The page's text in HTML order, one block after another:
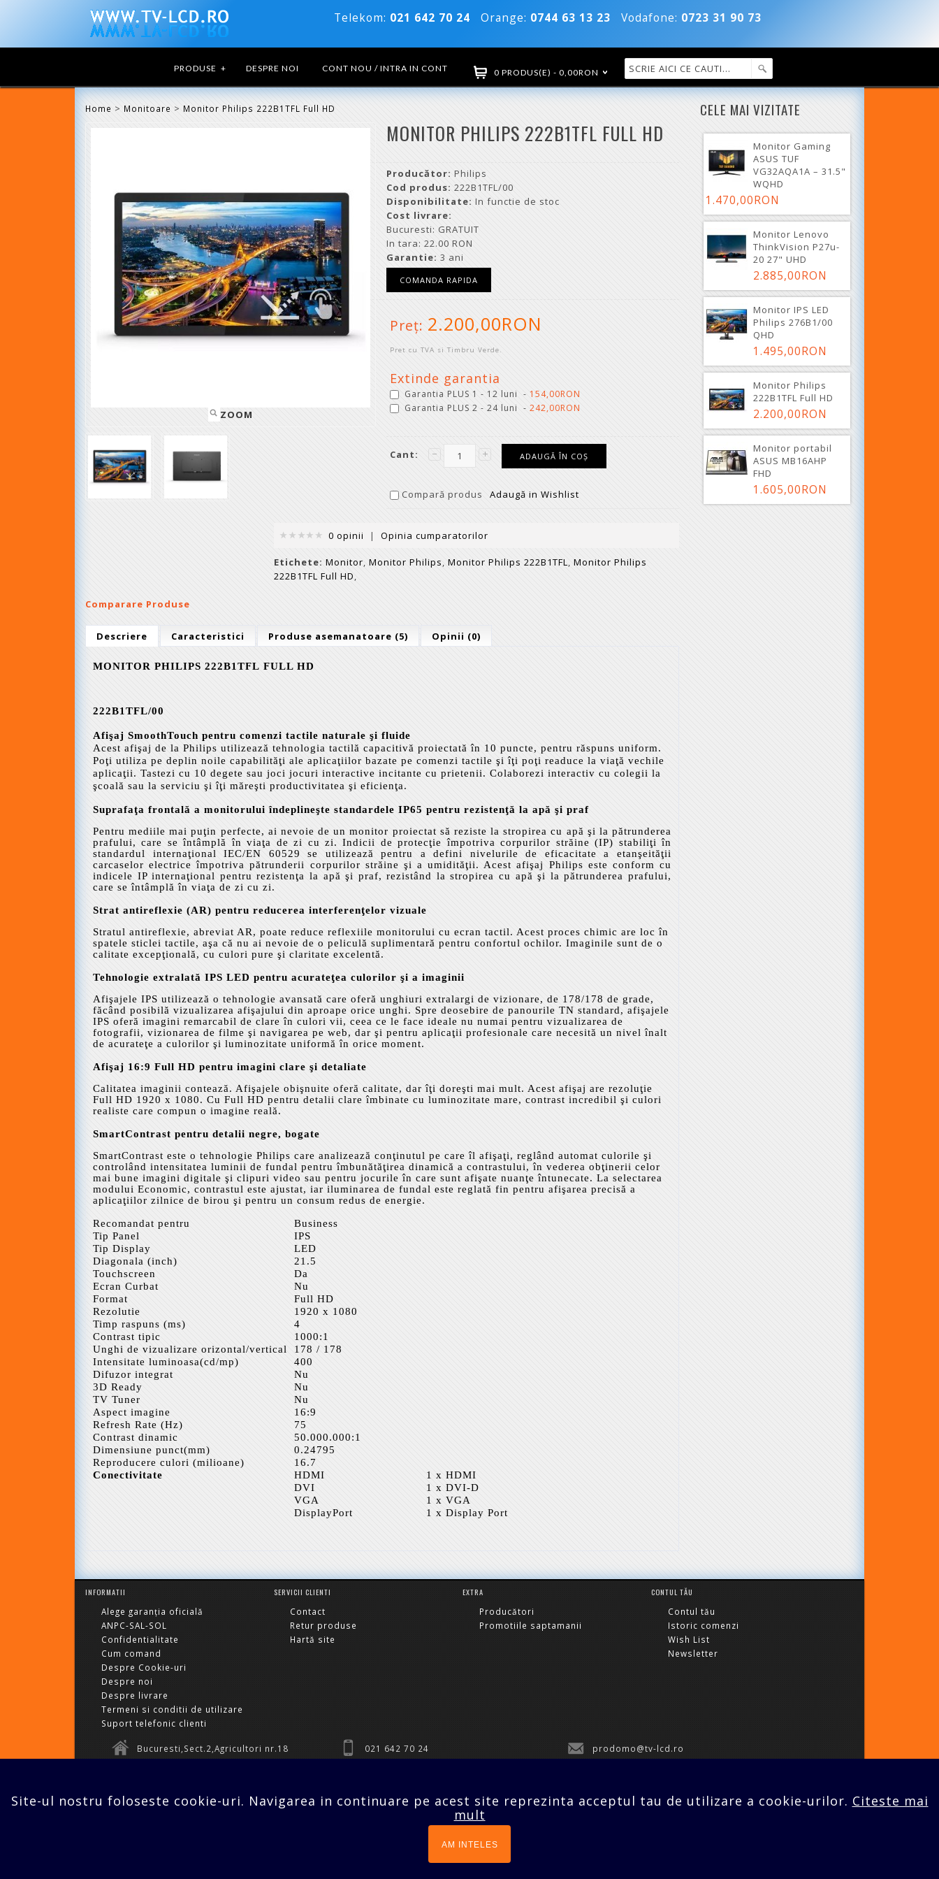
Telekom: 021 642 70 24 Orange: 0744 63 13 23 Vodafone: 0723 31 90 73
PRODUSE + DESPRE NOI CONT NOU / INTRA IN CONT 0 PRODUS(E) - 0,00RON
CELE MAI VIZITATE
Monitor Gaming
ASUS TUF
VG32AQA1A – 31.5"
WQHD
1.470,00RON
Monitor Lenovo
ThinkVision P27u-
20 27" UHD
2.885,00RON
Monitor IPS LED
Philips 276B1/00
QHD
1.495,00RON
Monitor Philips
222B1TFL Full HD
2.200,00RON
Monitor portabil
ASUS MB16AHP
FHD
1.605,00RON
Home > Monitoare > Monitor Philips 222B1TFL Full HD
ZOOM
MONITOR PHILIPS 222B1TFL FULL HD
Producător: Philips
Cod produs: 222B1TFL/00
Disponibilitate: In functie de stoc
Cost livrare:
Bucuresti: GRATUIT
In tara: 22.00 RON
Garantie: 3 ani
Preţ: 2.200,00RON
Pret cu TVA si Timbru Verde.
Extinde garantia
Garantia PLUS 1 - 12 luni - 154,00RON
Garantia PLUS 2 - 24 luni - 242,00RON
Cant:
Adaugă in Wishlist
Compară produs
0 opinii | Opinia cumparatorilor
Etichete: Monitor, Monitor Philips, Monitor Philips 222B1TFL, Monitor Philips
222B1TFL Full HD,
Comparare Produse
Descriere Caracteristici Produse asemanatoare (5) Opinii (0)
MONITOR PHILIPS 222B1TFL FULL HD
222B1TFL/00
Afişaj SmoothTouch pentru comenzi tactile naturale şi fluide
Acest afişaj de la Philips utilizează tehnologia tactilă capacitivă proiectată în 10 puncte, pentru răspuns uniform.
Poţi utiliza pe deplin noile capabilităţi ale aplicaţiilor bazate pe comenzi tactile şi îţi poţi readuce la viaţă vechile
aplicaţii. Tastezi cu 10 degete sau joci jocuri interactive incitante cu prietenii. Colaborezi interactiv cu colegii la
şcoală sau la serviciu şi îţi măreşti productivitatea şi eficienţa.
Suprafaţa frontală a monitorului îndeplineşte standardele IP65 pentru rezistenţă la apă şi praf
Pentru mediile mai puţin perfecte, ai nevoie de un monitor proiectat să reziste la stropirea cu apă şi la pătrunderea
prafului, care se întâmplă în viaţa de zi cu zi. Indicii de protecţie împotriva corpurilor străine (IP) stabiliţi în
standardul internaţional IEC/EN 60529 se utilizează pentru a defini nivelurile de eficacitate a etanşeităţii
carcaselor electrice împotriva pătrunderii corpurilor străine şi a umidităţii. Acest afişaj Philips este conform cu
indicele IP internaţional pentru rezistenţa la apă şi praf, rezistând la stropirea cu apă şi la pătrunderea prafului,
care se întâmplă în viaţa de zi cu zi.
Strat antireflexie (AR) pentru reducerea interferenţelor vizuale
Stratul antireflexie, abreviat AR, poate reduce reflexiile monitorului cu ecran tactil. Acest proces chimic are loc în
spatele sticlei tactile, aşa că nu ai nevoie de o peliculă suplimentară pentru confortul ochilor. Imaginile sunt de o
calitate excepţională, cu culori pure şi claritate excelentă.
Tehnologie extralată IPS LED pentru acurateţea culorilor şi a imaginii
Afişajele IPS utilizează o tehnologie avansată care oferă unghiuri extralargi de vizionare, de 178/178 de grade,
făcând posibilă vizualizarea afişajului din aproape orice unghi. Spre deosebire de panourile TN standard, afişajele
IPS oferă imagini remarcabil de clare în culori vii, ceea ce le face ideale nu numai pentru vizualizarea de
fotografii, vizionarea de filme şi navigarea pe web, dar şi pentru aplicaţii profesionale care necesită un nivel înalt
de acurateţe a culorilor şi luminozitate uniformă în orice moment.
Afişaj 16:9 Full HD pentru imagini clare şi detaliate
Calitatea imaginii contează. Afişajele obişnuite oferă calitate, dar îţi doreşti mai mult. Acest afişaj are rezoluţie
Full HD 1920 x 1080. Cu Full HD pentru detalii clare îmbinate cu luminozitate mare, contrast incredibil şi culori
realiste care compun o imagine reală.
SmartContrast pentru detalii negre, bogate
SmartContrast este o tehnologie Philips care analizează conţinutul pe care îl afişaţi, reglând automat culorile şi
controlând intensitatea luminii de fundal pentru îmbunătăţirea dinamică a contrastului, în vederea obţinerii celor
mai bune imagini digitale şi clipuri video sau pentru jocurile în care sunt afişate nuanţe întunecate. La selectarea
modului Economic, contrastul este ajustat, iar iluminarea de fundal este reglată fin pentru afişarea precisă a
aplicaţiilor zilnice de birou şi pentru un consum redus de energie.
Recomandat pentru
Business
Tip Panel
IPS
Tip Display
LED
Diagonala (inch)
21.5
Touchscreen
Da
Ecran Curbat
Nu
Format
Full HD
Rezolutie
1920 x 1080
Timp raspuns (ms)
4
Contrast tipic
1000:1
Unghi de vizualizare orizontal/vertical
178 / 178
Intensitate luminoasa(cd/mp)
400
Difuzor integrat
Nu
3D Ready
Nu
TV Tuner
Nu
Aspect imagine
16:9
Refresh Rate (Hz)
75
Contrast dinamic
50.000.000:1
Dimensiune punct(mm)
0.24795
Reproducere culori (milioane)
16.7
Conectivitate
HDMI
1 x HDMI
DVI
1 x DVI-D
VGA
1 x VGA
DisplayPort
1 x Display Port
INFORMATII
Alege garanția oficială
ANPC-SAL-SOL
Confidentialitate
Cum comand
Despre Cookie-uri
Despre noi
Despre livrare
Termeni si conditii de utilizare
Suport telefonic clienti
SERVICII CLIENTI
Contact
Retur produse
Hartă site
EXTRA
Producători
Promotiile saptamanii
CONTUL TĂU
Contul tău
Istoric comenzi
Wish List
Newsletter
Bucuresti,Sect.2,Agricultori nr.18 021 642 70 24 prodomo@tv-lcd.ro
Site-ul nostru foloseste cookie-uri. Navigarea in continuare pe acest site reprezinta acceptul tau de utilizare a cookie-urilor. Citeste mai
mult
AM INTELES